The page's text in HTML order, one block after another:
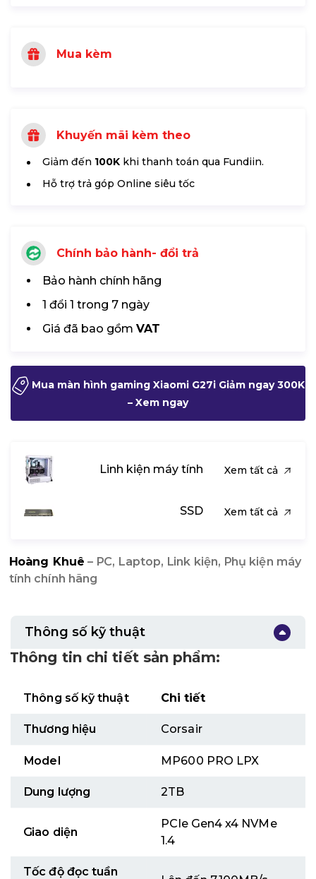
Mua kèm
Khuyến mãi kèm theo
Giảm đến 100K khi thanh toán qua Fundiin.
Hỗ trợ trả góp Online siêu tốc
Chính bảo hành- đổi trả
Bảo hành chính hãng
1 đổi 1 trong 7 ngày
Giá đã bao gồm VAT
Mua màn hình gaming Xiaomi G27i Giảm ngay 300K
– Xem ngay
Linh kiện máy tính Xem tất cả
SSD Xem tất cả
Hoàng Khuê – PC, Laptop, Link kiện, Phụ kiện máy
tính chính hãng
Thông số kỹ thuật
Thông tin chi tiết sản phẩm:
Thông số kỹ thuật Chi tiết
Thương hiệu Corsair
Model MP600 PRO LPX
Dung lượng 2TB
Giao diện
PCIe Gen4 x4 NVMe
1.4
Tốc độ đọc tuần